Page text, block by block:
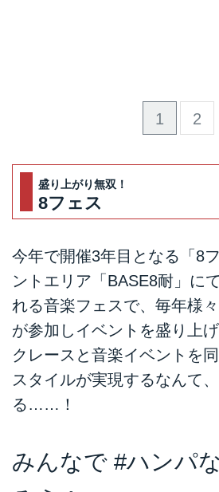
1 2
盛り上がり無双！
8フェス
今年で開催3年目となる「8
ントエリア「BASE8耐」に
れる音楽フェスで、毎年様
が参加しイベントを盛り上
クレースと音楽イベントを
スタイルが実現するなんて
る……！
みんなで #ハンパ